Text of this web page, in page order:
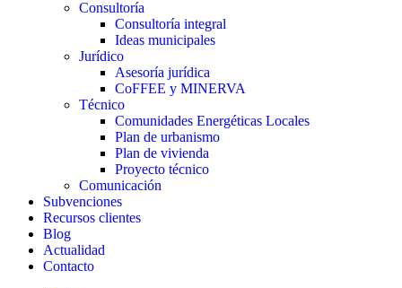
Consultoría
Consultoría integral
Ideas municipales
Jurídico
Asesoría jurídica
CoFFEE y MINERVA
Técnico
Comunidades Energéticas Locales
Plan de urbanismo
Plan de vivienda
Proyecto técnico
Comunicación
Subvenciones
Recursos clientes
Blog
Actualidad
Contacto